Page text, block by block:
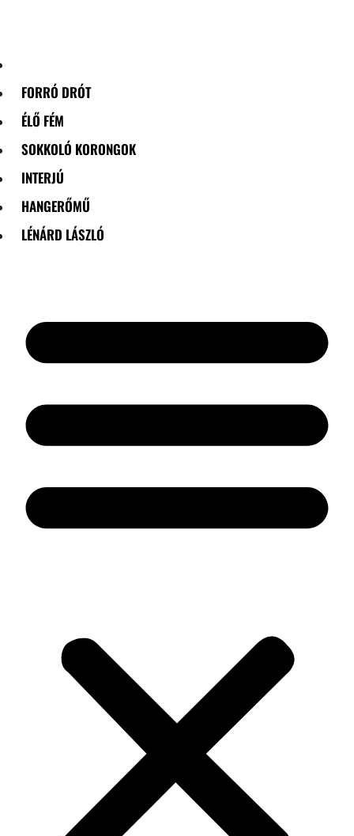
FORRÓ DRÓT
ÉLŐ FÉM
SOKKOLÓ KORONGOK
INTERJÚ
HANGERŐMŰ
LÉNÁRD LÁSZLÓ